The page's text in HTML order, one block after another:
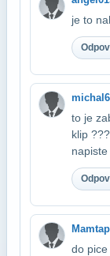
je to
to je
klip
do